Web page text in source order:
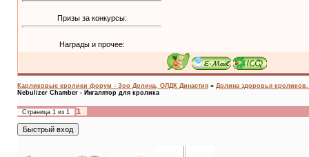
Призы за конкурсы:
Награды и прочее:
Карликовые кролики форум - Зоо Долина, ОЛДК Династия » Долина здоровья
Nebulizer Chamber - Ингалятор для кролика
Страница 1 из 1 1